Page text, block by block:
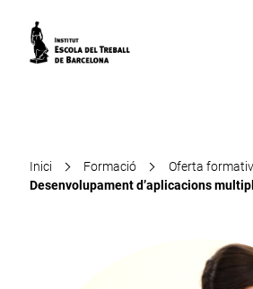
Inici Formació Oferta
Desenvolupament d’aplicacions